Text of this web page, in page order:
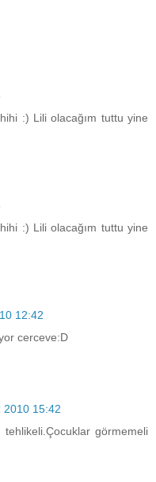
:) Lili olacağım tuttu yine
:) Lili olacağım tuttu yine
12:42
cerceve:D
2010 15:42
görmemeli